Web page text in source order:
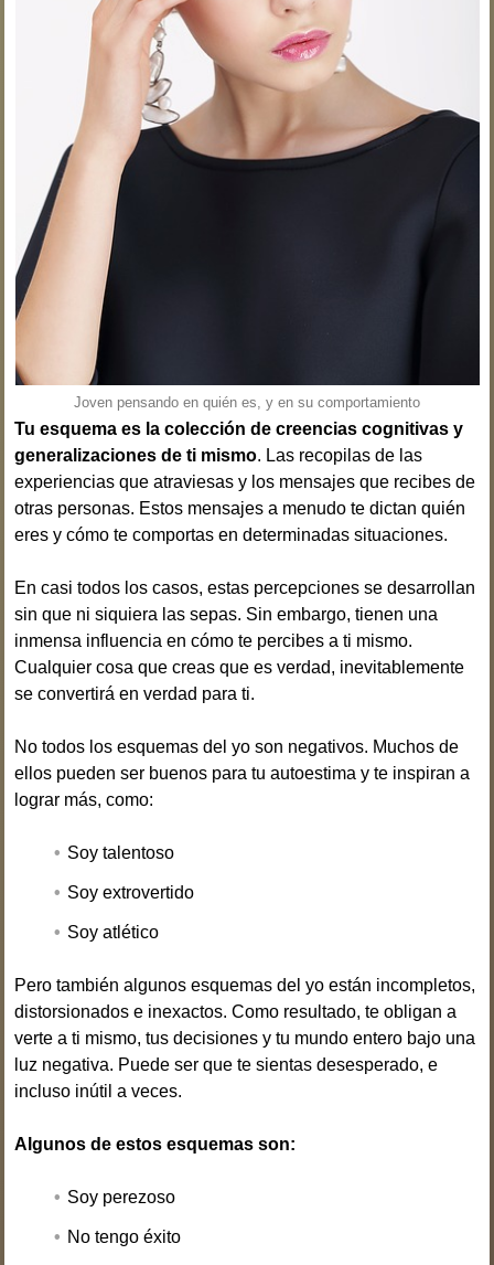
Joven pensando en quién es, y en su comportamiento
Tu esquema es la colección de creencias cognitivas y
generalizaciones de ti mismo. Las recopilas de las
experiencias que atraviesas y los mensajes que recibes de
otras personas. Estos mensajes a menudo te dictan quién
eres y cómo te comportas en determinadas situaciones.
En casi todos los casos, estas percepciones se desarrollan
sin que ni siquiera las sepas. Sin embargo, tienen una
inmensa influencia en cómo te percibes a ti mismo.
Cualquier cosa que creas que es verdad, inevitablemente
se convertirá en verdad para ti.
No todos los esquemas del yo son negativos. Muchos de
ellos pueden ser buenos para tu autoestima y te inspiran a
lograr más, como:
Soy talentoso
Soy extrovertido
Soy atlético
Pero también algunos esquemas del yo están incompletos,
distorsionados e inexactos. Como resultado, te obligan a
verte a ti mismo, tus decisiones y tu mundo entero bajo una
luz negativa. Puede ser que te sientas desesperado, e
incluso inútil a veces.
Algunos de estos esquemas son:
Soy perezoso
No tengo éxito